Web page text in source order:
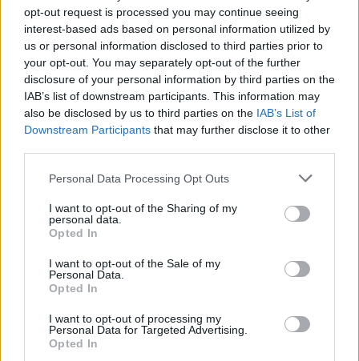
opt-out request is processed you may continue seeing
interest-based ads based on personal information utilized by
us or personal information disclosed to third parties prior to
your opt-out. You may separately opt-out of the further
disclosure of your personal information by third parties on the
IAB’s list of downstream participants. This information may
also be disclosed by us to third parties on the IAB’s List of
Downstream Participants that may further disclose it to other
Personal Data Processing Opt Outs
I want to opt-out of the Sharing of my
personal data.
Opted In
I want to opt-out of the Sale of my
Personal Data.
Opted In
I want to opt-out of processing my
Personal Data for Targeted Advertising.
Opted In
Τσίπρας: Στις 2 Σεπτεμβρίου στη Θεσσαλονίκη θα
παρουσιάσει το οικονομικό πρόγραμμα της ΕΛΑΣ
07/08/2026
«Ο αόρατος ηγέτης»: Νέα σενάρια για την
του Μοτζτάμπα Χαμενεΐ – Η συνάντηση με
07/08/2026
07/08/2026
Η εφαρμογή «Οδύσσεια του Ομήρου» του
Καραναστάση στην κορυφή του ελληνικού App
07/08/2026
Μακελειό σε σχολείο της Ταϊλάνδης: Μαθητής
πυρ και αυτοκτόνησε – 6 νεκροί, 15 τραυματίες
07/08/2026
Μία ομάδα έμπειρων δημοσιογράφων δημιούργησαν πριν μερικά χρόνια το
dailypost.gr, με στόχο την αντικειμενική ενημέρωση και την ανάλυση πίσω από